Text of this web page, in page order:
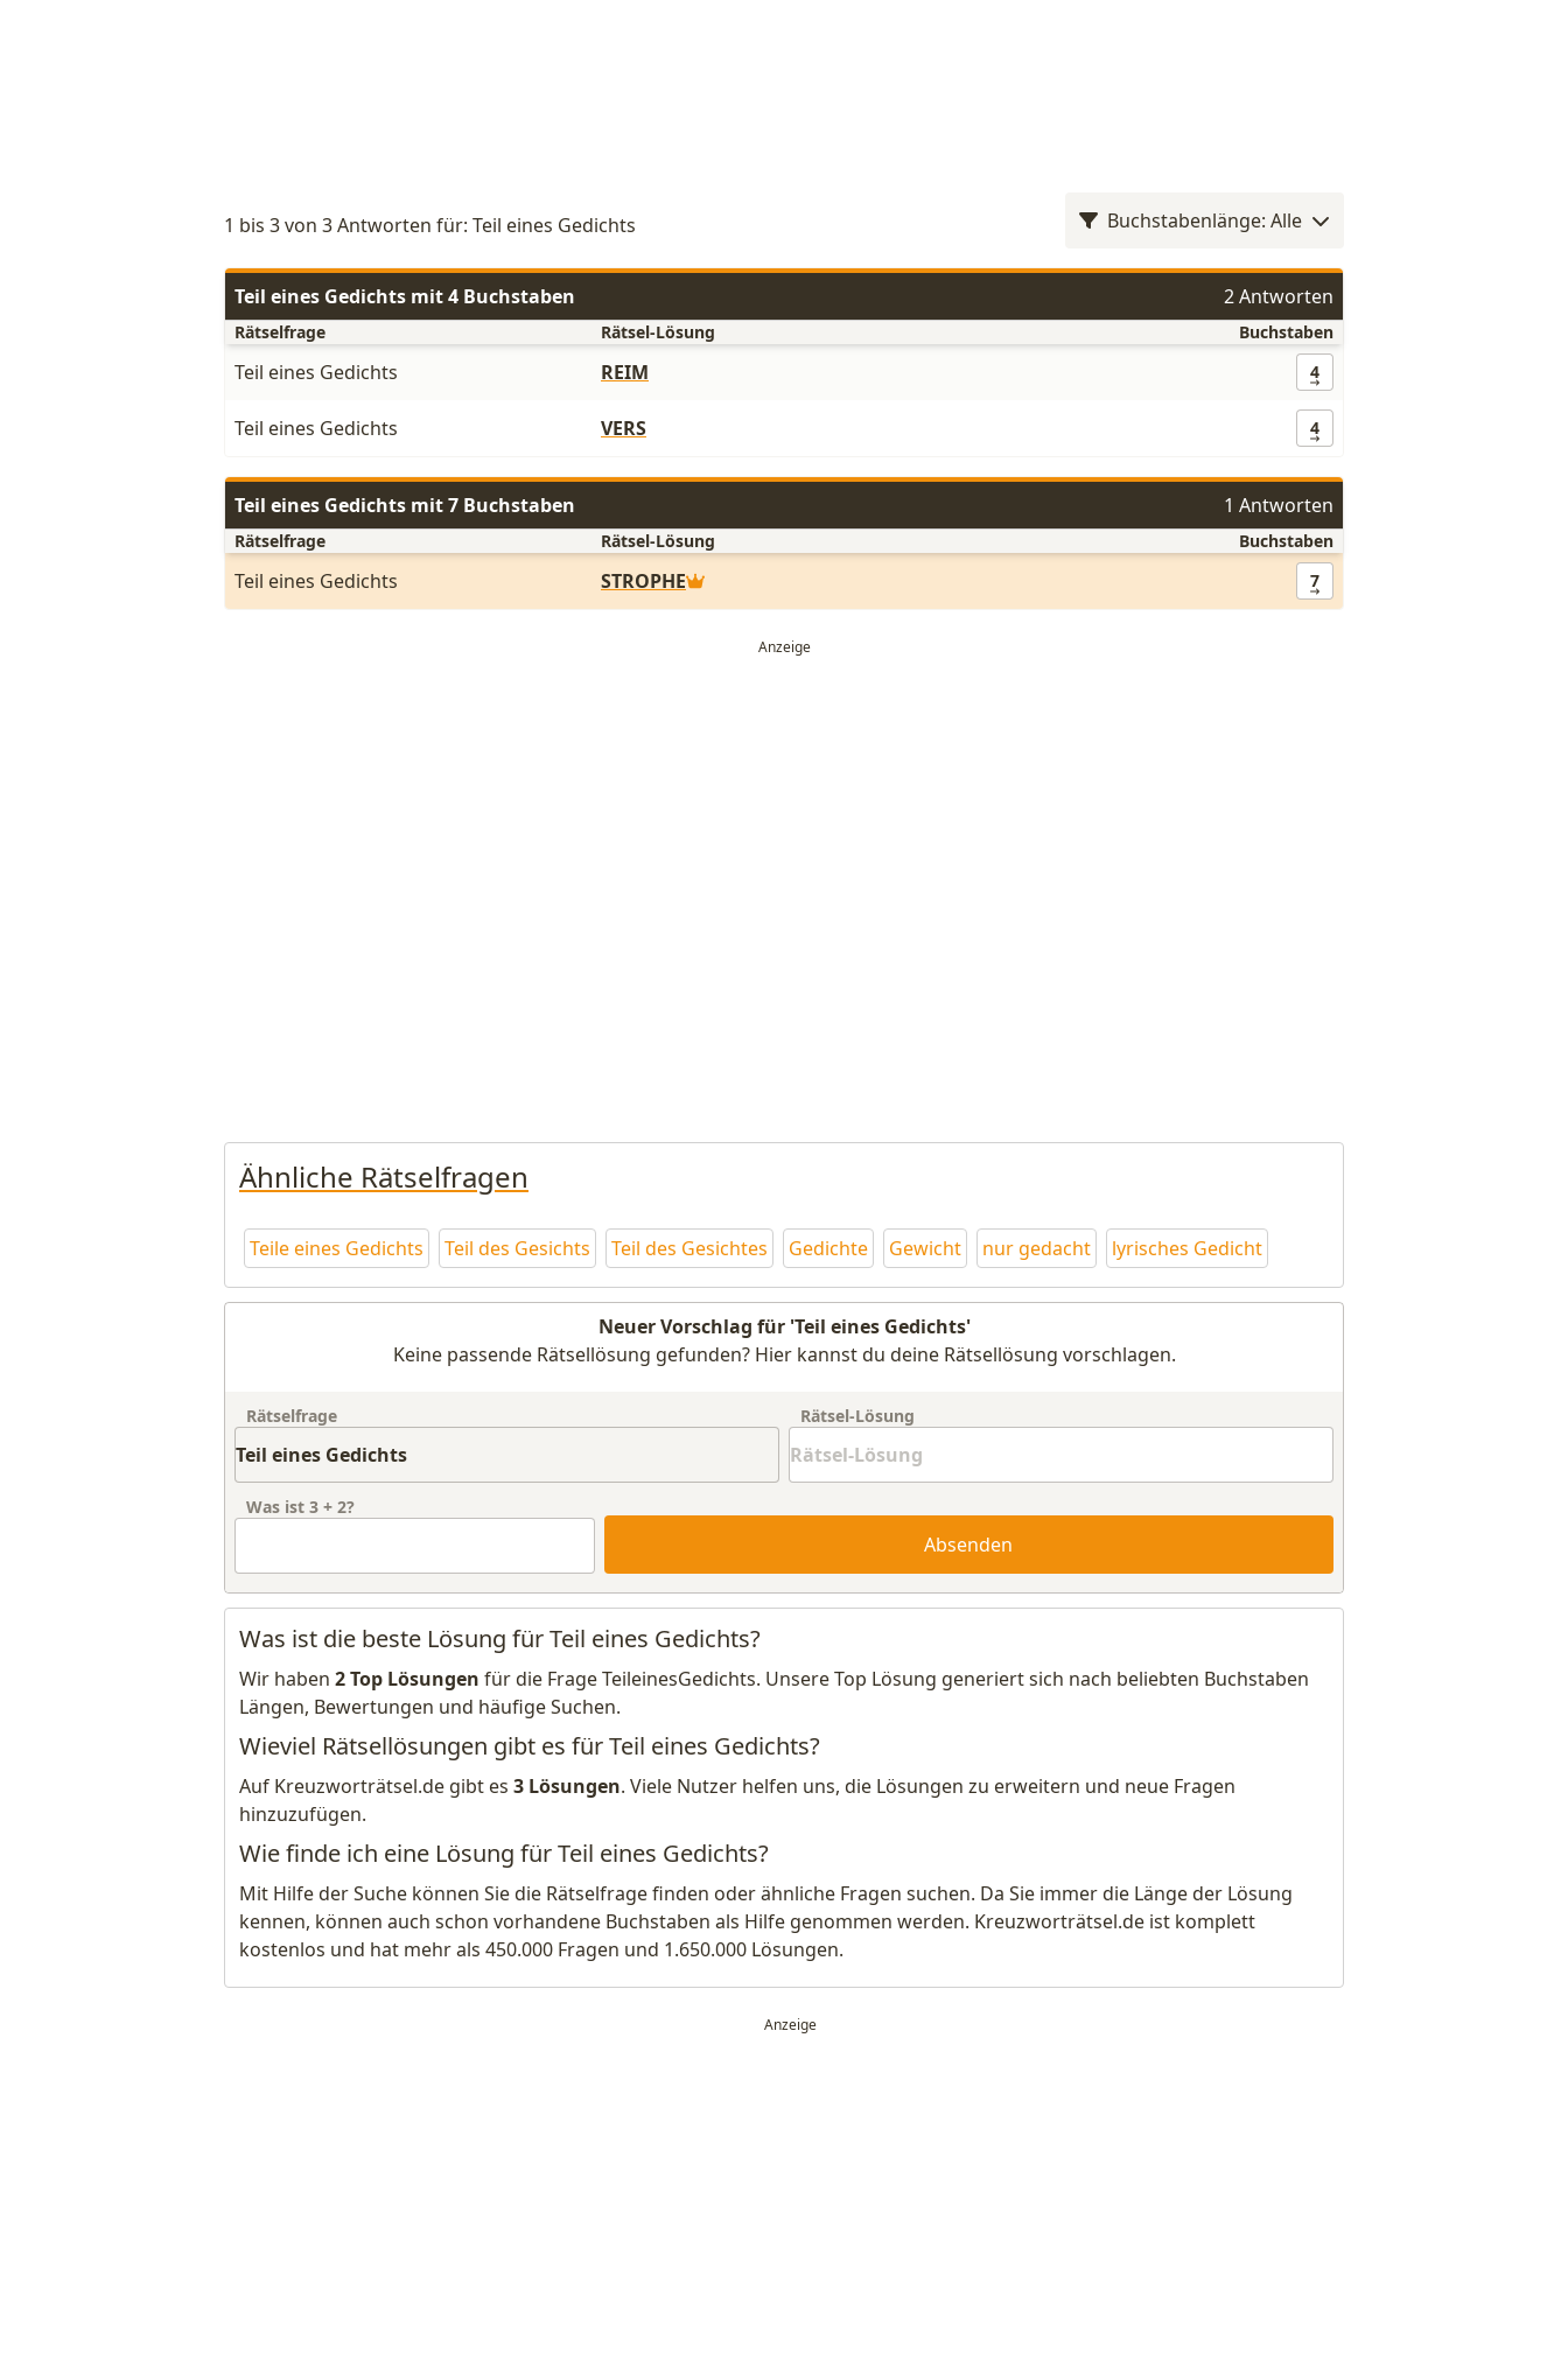
1 bis 3 von 3 Antworten für: Teil eines Gedichts Buchstabenlänge: Alle
Teil eines Gedichts mit 4 Buchstaben 2 Antworten
Rätselfrage Rätsel-Lösung Buchstaben
Teil eines Gedichts REIM 4
Teil eines Gedichts VERS 4
Teil eines Gedichts mit 7 Buchstaben 1 Antworten
Rätselfrage Rätsel-Lösung Buchstaben
Teil eines Gedichts STROPHE 7
Ähnliche Rätselfragen
Teile eines Gedichts Teil des Gesichts Teil des Gesichtes Gedichte Gewicht nur gedacht lyrisches Gedicht
Neuer Vorschlag für 'Teil eines Gedichts'
Keine passende Rätsellösung gefunden? Hier kannst du deine Rätsellösung vorschlagen.
Rätselfrage Rätsel-Lösung
Was ist 3 + 2?
Absenden
Was ist die beste Lösung für Teil eines Gedichts?
Wir haben 2 Top Lösungen für die Frage TeileinesGedichts. Unsere Top Lösung generiert sich nach beliebten Buchstaben
Längen, Bewertungen und häufige Suchen.
Wieviel Rätsellösungen gibt es für Teil eines Gedichts?
Auf Kreuzworträtsel.de gibt es 3 Lösungen. Viele Nutzer helfen uns, die Lösungen zu erweitern und neue Fragen
hinzuzufügen.
Wie finde ich eine Lösung für Teil eines Gedichts?
Mit Hilfe der Suche können Sie die Rätselfrage finden oder ähnliche Fragen suchen. Da Sie immer die Länge der Lösung
kennen, können auch schon vorhandene Buchstaben als Hilfe genommen werden. Kreuzworträtsel.de ist komplett
kostenlos und hat mehr als 450.000 Fragen und 1.650.000 Lösungen.